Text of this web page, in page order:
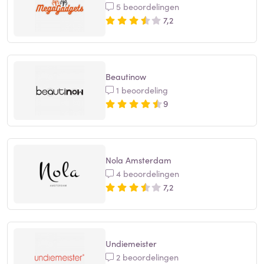
5 beoordelingen
7,2
Beautinow
1 beoordeling
9
Nola Amsterdam
4 beoordelingen
7,2
Undiemeister
2 beoordelingen